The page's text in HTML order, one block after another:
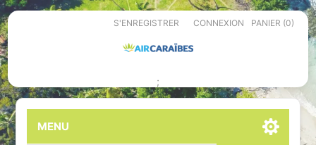
S'ENREGISTRER CONNEXION PANIER (0)
;
MENU